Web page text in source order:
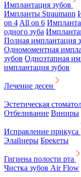
Имплантация зубов
Импланты Straumann
on 4 All on 6
одного зуба
Полная имплантация
Одномоментная
зубов Одноэтапная
имплантация зубов
Лечение десен
Эстетическая
Отбеливание Виниры
Исправление прикуса
Элайнеры Брекеты
Гигиена полости рта
Чистка зубов Air Flow